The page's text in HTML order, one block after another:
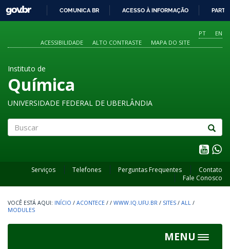
O
CONTEÚDO
GOVBR
COMUNICA BR ACESSO À INFORMAÇÃO
PT
EN
ACESSIBILIDADE
ALTO CONTRASTE MAPA DO SITE
Instituto de
Química
UNIVERSIDADE FEDERAL DE UBERLÂNDIA
Serviços Telefones Perguntas Frequentes
Contato
Fale Conosco
INÍCIO / ACONTECE / / WWW.IQ.UFU.BR / SITES / ALL /
MODULES
MENU
Toggle